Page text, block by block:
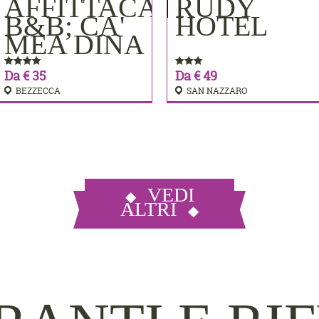
AFFITTACAMERE
B&B; CA'
MEA DINA
Da € 35
BEZZECCA
PRENOTA RUDY
HOTEL
Da € 49
SAN NAZZARO
PRENOTA
VEDI
ALTRI